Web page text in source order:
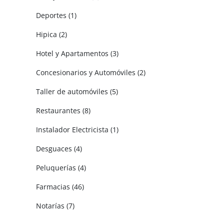
Deportes (1)
Hipica (2)
Hotel y Apartamentos (3)
Concesionarios y Automóviles (2)
Taller de automóviles (5)
Restaurantes (8)
Instalador Electricista (1)
Desguaces (4)
Peluquerías (4)
Farmacias (46)
Notarías (7)